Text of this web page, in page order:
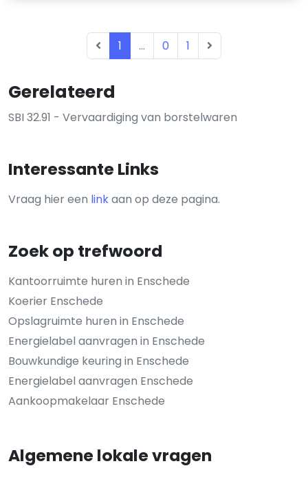
Gerelateerd
SBI 32.91 - Vervaardiging van borstelwaren
Interessante Links
Vraag hier een linkaan op deze pagina.
Zoek op trefwoord
Kantoorruimte huren in Enschede
Koerier Enschede
Opslagruimte huren in Enschede
Energielabel aanvragen in Enschede
Bouwkundige keuring in Enschede
Energielabel aanvragen Enschede
Aankoopmakelaar Enschede
Algemene lokale vragen
1 ... 0 1